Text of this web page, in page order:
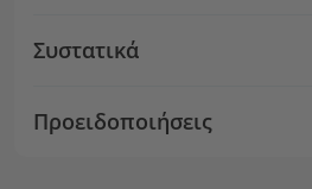
Συστατικά
Προειδοποιήσεις